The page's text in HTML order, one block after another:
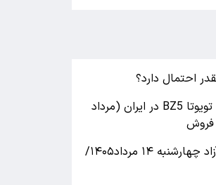
احتمال دارد؟
اولین بخشنامه فروش تویوتا BZ5 در ایران (مرداد
قیمت خودرو در بازار آزاد چهارشنبه ۱۴ مرداد۱۴۰۵/